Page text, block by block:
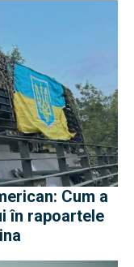
Cum a
în rapoartele